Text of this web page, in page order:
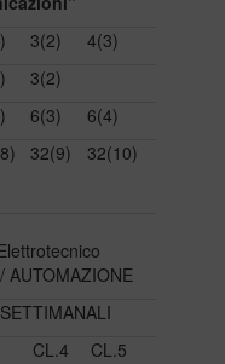
3(2)
4(3)
3(2)
6(3)
6(4)
32(9) 32(10)
AUTOMAZIONE
CL.4 CL.5